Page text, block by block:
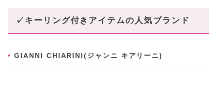
✓キーリング付きアイテムの人気ブランド
GIANNI CHIARINI(ジャンニ キアリーニ)